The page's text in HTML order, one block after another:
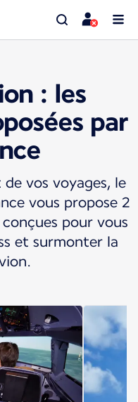
: les
par
vos voyages, le
vous propose 2
pour vous
et surmonter la